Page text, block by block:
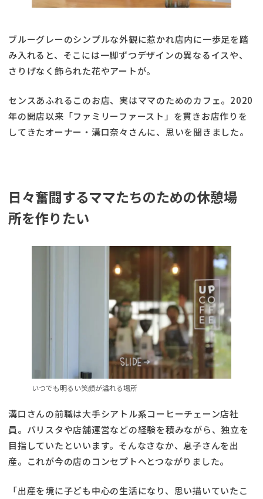
ブルーグレーのシンプルな外観に惹かれ店内に一歩足を踏
み入れると、そこには一脚ずつデザインの異なるイスや、
さりげなく飾られた花やアートが。
センスあふれるこのお店、実はママのためのカフェ。2020
年の開店以来「ファミリーファースト」を貫きお店作りを
してきたオーナー・溝口奈々さんに、思いを聞きました。
日々奮闘するママたちのための休憩場
所を作りたい
いつでも明るい笑顔が溢れる場所
溝口さんの前職は大手シアトル系コーヒーチェーン店社
員。バリスタや店舗運営などの経験を積みながら、独立を
目指していたといいます。そんなさなか、息子さんを出
産。これが今の店のコンセプトへとつながりました。
「出産を境に子ども中心の生活になり、思い描いていたこ